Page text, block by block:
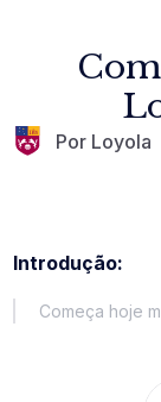
Por Loyola
Introdução:
Começa hoje